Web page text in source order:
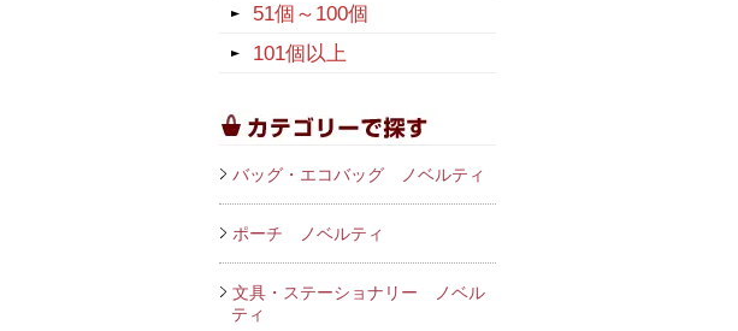
51個～100個
101個以上
バッグ・エコバッグ ノベルティ
ポーチ ノベルティ
文具・ステーショナリー ノベル
ティ